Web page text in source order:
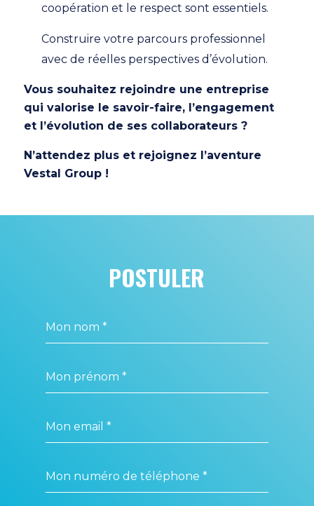
coopération et le respect sont essentiels.
Construire votre parcours professionnel
avec de réelles perspectives d’évolution.
Vous souhaitez rejoindre une entreprise
qui valorise le savoir-faire, l’engagement
et l’évolution de ses collaborateurs ?
N’attendez plus et rejoignez l’aventure
Vestal Group !
POSTULER